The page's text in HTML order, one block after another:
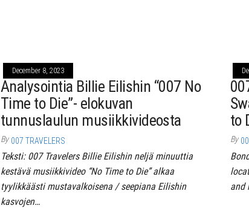
December 8, 2023
Analysointia Billie Eilishin “007 No
Time to Die”- elokuvan
tunnuslaulun musiikkivideosta
By 007 TRAVELERS
Teksti: 007 Travelers Billie Eilishin neljä minuuttia
kestävä musiikkivideo “No Time to Die” alkaa
tyylikkäästi mustavalkoisena / seepiana Eilishin
kasvojen…
to
By
and